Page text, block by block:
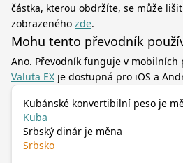
částka, kterou obdržíte, se může
zobrazeného zde.
Mohu tento převodník
Ano. Převodník funguje v mobilních
Valuta EX je dostupná pro iOS a
Kubánské konvertibilní peso je
Kuba
Srbský dinár je měna
Srbsko